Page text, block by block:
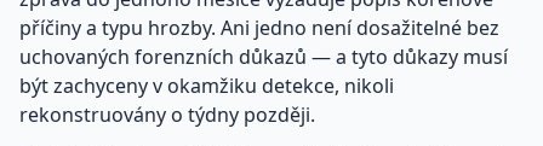
příčiny a typu hrozby. Ani jedno není dosažitelné bez
uchovaných forenzních důkazů — a tyto důkazy musí
být zachyceny v okamžiku detekce, nikoli
rekonstruovány o týdny později.